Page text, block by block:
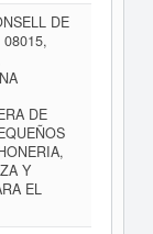
DE
DE
Y
EL